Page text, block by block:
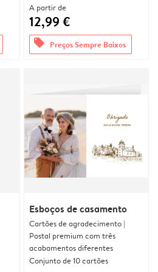
A partir de
12,99 €
offers Preços Sempre Baixos
Esboços de casamento
Cartões de agradecimento |
Postal premium com três
acabamentos diferentes
Conjunto de 10 cartões